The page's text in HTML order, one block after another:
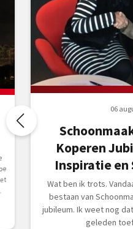
06
Koperen
Inspiratie en
Wat ben ik trots.
bestaan van
jubileum. Ik weet nog
geleden